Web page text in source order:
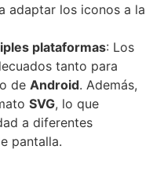
adaptar los iconos a la
plataformas: Los
tanto para
de Android. Además,
SVG, lo que
a diferentes
pantalla.